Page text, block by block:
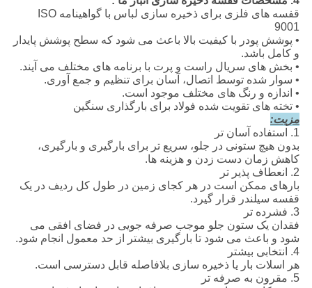
قفسه های فلزی برای ذخیره سازی لباس با گواهینامه ISO
9001
• پوشش پودر با کیفیت بالا باعث می شود که سطح پوشش پایدار
و کامل باشد.
• بخش های سریال راست و پرت با برنامه های مختلف می آیند.
• سوار شده توسط اتصال، آسان برای تنظیم و جمع آوری.
• اندازه و رنگ های مختلف موجود است.
• تخته های تقویت شده فولاد برای بارگذاری سنگین
مزیت:
1. استفاده آسان تر
بدون هیچ ستونی در جلو، سریع تر برای بارگیری و بارگیری،
کاهش زمان دست زدن و هزینه ها.
2. انعطاف پذیر تر
بارهای ممکن است در هر کجای زمین در طول کل ردیف در یک
قفسه سیلندر قرار گیرد.
3. فشرده تر
فقدان یک ستون جلو موجب صرفه جویی در فضای افقی می
شود و باعث می شود تا بارگیری بیشتر از حد معمول انجام شود.
4. انتخابی بیشتر
هر اسلات بار یا ذخیره سازی بلافاصله قابل دسترسی است.
5. مقرون به صرفه تر